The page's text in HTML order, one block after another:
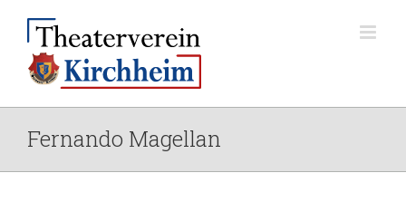
springen
Fernando Magellan